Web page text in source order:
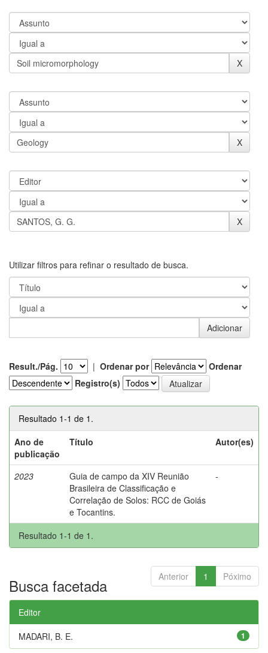
Utilizar filtros para refinar o resultado de busca.
Result./Pág. | Ordenar por
Ordenar
Registro(s)
Resultado 1-1 de 1.
Ano de
publicação
Título Autor(es)
2023
Guia de campo da XIV Reunião
Brasileira de Classificação e
Correlação de Solos: RCC de Goiás
e Tocantins.
-
Resultado 1-1 de 1.
Anterior 1 Póximo
Busca facetada
Editor
1
MADARI, B. E.